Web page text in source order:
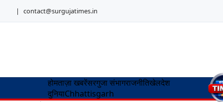
| contact@surgujatimes.in
होमताज़ा खबरेंसरगुजा संभागराजनीतिखेलदेश
दुनियाChhattisgarh